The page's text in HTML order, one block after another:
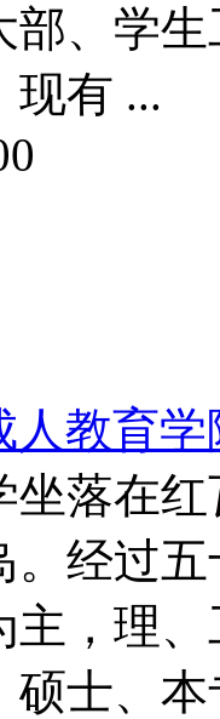
部、学
现有 ...
人教育学
坐落在
经过五
主，理
硕士、